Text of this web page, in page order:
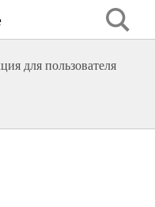
для пользователя